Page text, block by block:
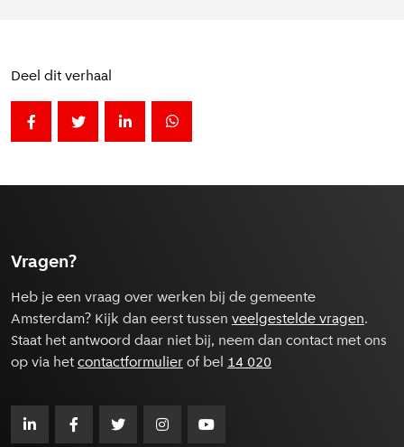
Deel dit verhaal
Deel deze pagina op Facebook
Label voor [Social share - Deel op twitter] niet
Deel deze pagina op LinkedIn
Deel deze pagina op Whatsapp
Vragen?
Heb je een vraag over werken bij de gemeente
Amsterdam? Kijk dan eerst tussen veelgestelde vragen.
Staat het antwoord daar niet bij, neem dan contact met ons
op via hetcontactformulierof bel 14 020